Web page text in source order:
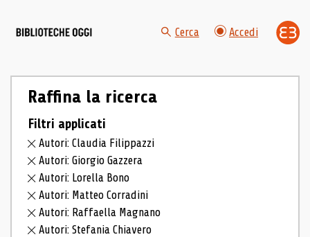
Cerca Accedi
Raffina la ricerca
Filtri applicati
Autori: Claudia Filippazzi
Autori: Giorgio Gazzera
Autori: Lorella Bono
Autori: Matteo Corradini
Autori: Raffaella Magnano
Autori: Stefania Chiavero